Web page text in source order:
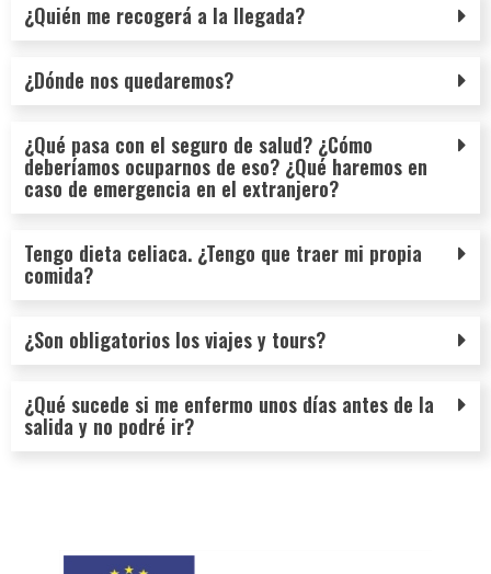
¿Quién me recogerá a la llegada?
¿Dónde nos quedaremos?
¿Qué pasa con el seguro de salud? ¿Cómo
deberíamos ocuparnos de eso? ¿Qué haremos en
caso de emergencia en el extranjero?
Tengo dieta celiaca. ¿Tengo que traer mi propia
comida?
¿Son obligatorios los viajes y tours?
¿Qué sucede si me enfermo unos días antes de la
salida y no podré ir?